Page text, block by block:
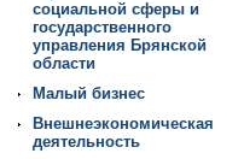
социальной сферы и
государственного
управления Брянской
области
Малый бизнес
Внешнеэкономическая
деятельность